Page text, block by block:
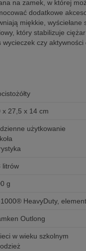
na zamek, w której
dodatkowe
miękkie,
który stabilizuje
czy aktywności
x 27,5 x 14 cm
użytkowanie
litrów
g
HeavyDuty,
Outlong
w wieku szkolnym